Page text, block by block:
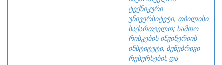
ტექნიკური
უნივერსიტეტი, თბილისი,
საქართველო; სამთო
რისკების ინჟინერიის
ინსტიტუტი, ბუნებრივი
რესურსების და